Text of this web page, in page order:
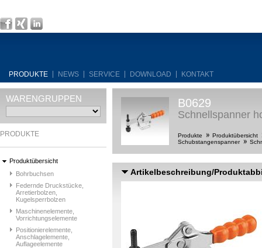
PRODUKTE NEWS SERVICE DOWNLOAD KONTAKT
WARENGRUPPEN
PRODUKTE
Produktübersicht
Bohrbuchsen
Federnde Druckstücke,
Arretierbolzen,
Kugelsperrbolzen
Maschinenelemente,
Vorrichtungselemente
Positionierelemente,
Anschlagelemente,
Auflageelemente
B0629
Schnellspanner
Produkte
Produktübersicht
Schubstangenspanner
Artikelbeschreibung/